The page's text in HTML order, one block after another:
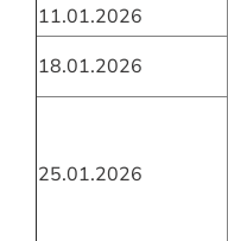
11.01.2026
18.01.2026
25.01.2026